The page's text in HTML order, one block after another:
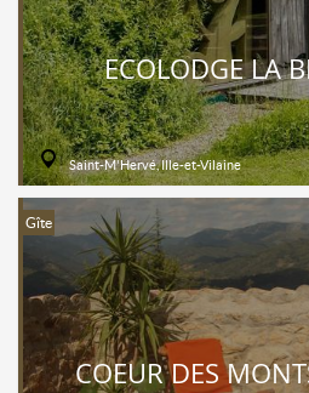
ECOLODGE LA
Saint-M'Hervé, Ille-et-Vilaine
Gîte
COEUR DES